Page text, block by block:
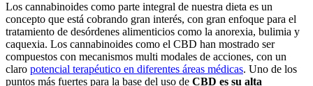
Los cannabinoides como parte integral de nuestra dieta es un
concepto que está cobrando gran interés, con gran enfoque para el
tratamiento de desórdenes alimenticios como la anorexia, bulimia y
caquexia. Los cannabinoides como el CBD han mostrado ser
compuestos con mecanismos multi modales de acciones, con un
claro potencial terapéutico en diferentes áreas médicas. Uno de los
puntos más fuertes para la base del uso de CBD es su alta